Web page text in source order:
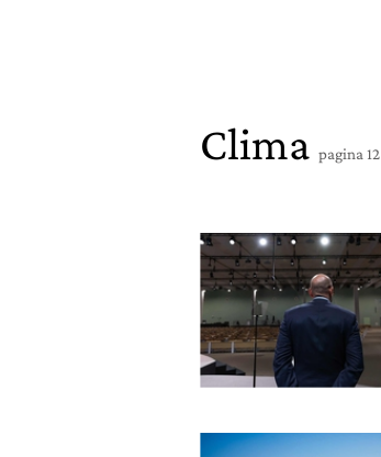
Clima pagina 12